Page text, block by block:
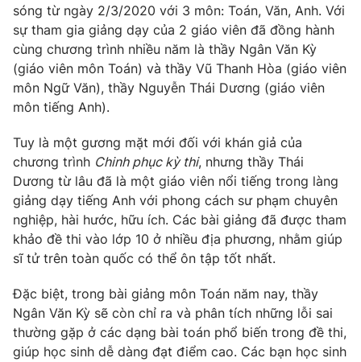
THỜI BÁO VTV
Theo dõi báo trên
Cơ quan chủ quản:
Giấy phép hoạt động báo in và báo điện tử số 483/GP-BTTTT
cấp ngày 29/12/2023
Tổng Biên tập:Vũ Thanh Thủy
Phó Tổng Biên tập:
Nguyễn Thị Mỹ Hạnh, Phạm Quốc Thắng,
Nguyễn Trọng Ninh
Tổng đài VTV:024.38 355 931 - 024.38 355 932
Email:toasoan@vtv.vn
Liên hệ quảng cáo: 024-7300.7108
sóng từ ngày 2/3/2020 với 3 môn: Toán, Văn, Anh. Với
sự tham gia giảng dạy của 2 giáo viên đã đồng hành
cùng chương trình nhiều năm là thầy Ngân Văn Kỳ
(giáo viên môn Toán) và thầy Vũ Thanh Hòa (giáo viên
môn Ngữ Văn), thầy Nguyễn Thái Dương (giáo viên
môn tiếng Anh).
Tuy là một gương mặt mới đối với khán giả của
chương trình Chinh phục kỳ thi, nhưng thầy Thái
Dương từ lâu đã là một giáo viên nổi tiếng trong làng
giảng dạy tiếng Anh với phong cách sư phạm chuyên
nghiệp, hài hước, hữu ích. Các bài giảng đã được tham
khảo đề thi vào lớp 10 ở nhiều địa phương, nhằm giúp
sĩ tử trên toàn quốc có thể ôn tập tốt nhất.
Đặc biệt, trong bài giảng môn Toán năm nay, thầy
Ngân Văn Kỳ sẽ còn chỉ ra và phân tích những lỗi sai
thường gặp ở các dạng bài toán phổ biến trong đề thi,
giúp học sinh dễ dàng đạt điểm cao. Các bạn học sinh